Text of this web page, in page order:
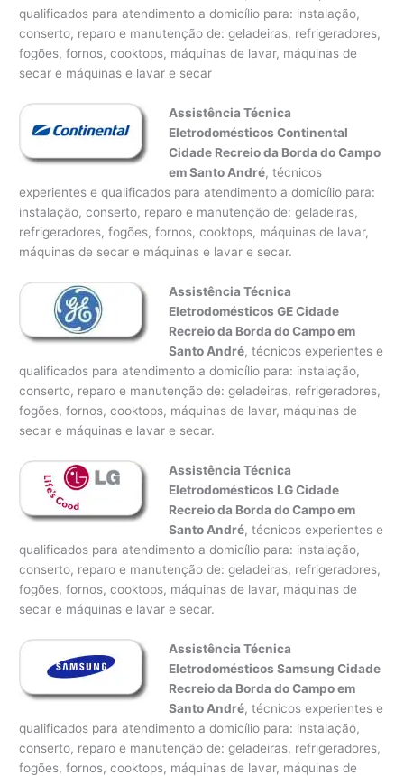
qualificados para atendimento a domicílio para: instalação,
conserto, reparo e manutenção de: geladeiras, refrigeradores,
fogões, fornos, cooktops, máquinas de lavar, máquinas de
secar e máquinas e lavar e secar
Assistência Técnica
Eletrodomésticos Continental
Cidade Recreio da Borda do Campo
em Santo André, técnicos
experientes e qualificados para atendimento a domicílio para:
instalação, conserto, reparo e manutenção de: geladeiras,
refrigeradores, fogões, fornos, cooktops, máquinas de lavar,
máquinas de secar e máquinas e lavar e secar.
Assistência Técnica
Eletrodomésticos GE Cidade
Recreio da Borda do Campo em
Santo André, técnicos experientes e
qualificados para atendimento a domicílio para: instalação,
conserto, reparo e manutenção de: geladeiras, refrigeradores,
fogões, fornos, cooktops, máquinas de lavar, máquinas de
secar e máquinas e lavar e secar.
Assistência Técnica
Eletrodomésticos LG Cidade
Recreio da Borda do Campo em
Santo André, técnicos experientes e
qualificados para atendimento a domicílio para: instalação,
conserto, reparo e manutenção de: geladeiras, refrigeradores,
fogões, fornos, cooktops, máquinas de lavar, máquinas de
secar e máquinas e lavar e secar.
Assistência Técnica
Eletrodomésticos Samsung Cidade
Recreio da Borda do Campo em
Santo André, técnicos experientes e
qualificados para atendimento a domicílio para: instalação,
conserto, reparo e manutenção de: geladeiras, refrigeradores,
fogões, fornos, cooktops, máquinas de lavar, máquinas de